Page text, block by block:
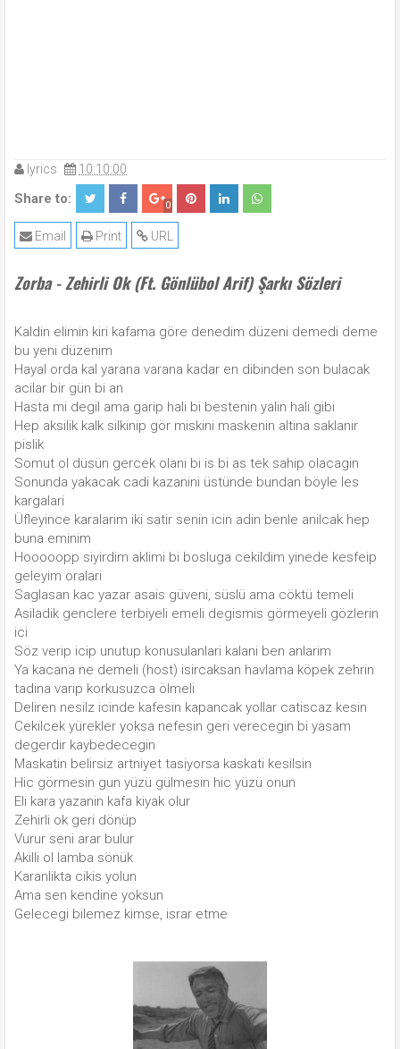
lyrics 10:10:00
Share to: 0
URL
Print
Email
Zorba - Zehirli Ok (Ft. Gönlübol Arif) Şarkı Sözleri
Kaldin elimin kiri kafama göre denedim düzeni demedi deme
bu yeni düzenim
Hayal orda kal yarana varana kadar en dibinden son bulacak
acilar bir gün bi an
Hasta mi degil ama garip hali bi bestenin yalin hali gibi
Hep aksilik kalk silkinip gör miskini maskenin altina saklanir
pislik
Somut ol düsün gercek olani bi is bi as tek sahip olacagin
Sonunda yakacak cadi kazanini üstünde bundan böyle les
kargalari
Üfleyince karalarim iki satir senin icin adin benle anilcak hep
buna eminim
Hooooopp siyirdim aklimi bi bosluga cekildim yinede kesfeip
geleyim oralari
Saglasan kac yazar asais güveni, süslü ama cöktü temeli
Asiladik genclere terbiyeli emeli degismis görmeyeli gözlerin
ici
Söz verip icip unutup konusulanlari kalani ben anlarim
Ya kacana ne demeli (host) isircaksan havlama köpek zehrin
tadina varip korkusuzca ölmeli
Deliren nesilz icinde kafesin kapancak yollar catiscaz kesin
Cekilcek yürekler yoksa nefesin geri verecegin bi yasam
degerdir kaybedecegin
Maskatin belirsiz artniyet tasiyorsa kaskati kesilsin
Hic görmesin gun yüzü gülmesin hic yüzü onun
Eli kara yazanin kafa kiyak olur
Zehirli ok geri dönüp
Vurur seni arar bulur
Akilli ol lamba sönük
Karanlikta cikis yolun
Ama sen kendine yoksun
Gelecegi bilemez kimse, israr etme